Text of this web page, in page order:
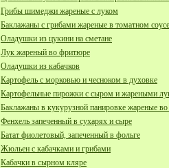
Грибы шимеджи жареные с луком
Баклажаны с грибами жареные в томатном соусе
Оладушки из цукини на сметане
Лук жареный во фритюре
Оладушки из кабачков
Картофель с морковью и чесноком в духовке
Картофельные пирожки с сыром и жареными
Баклажаны в кукурузной панировке жареные
Фенхель запеченный в сухарях и сыре
Батат фиолетовый, запеченный в фольге
Жюльен с кабачками и грибами
Кабачки в сырном кляре